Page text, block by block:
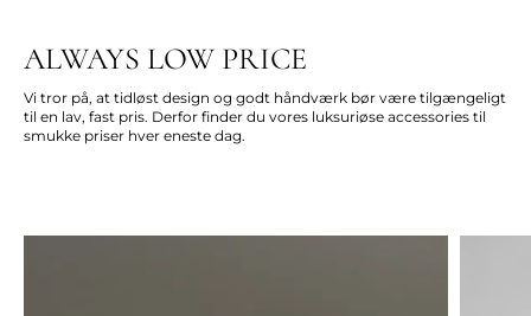
ALWAYS LOW PRICE
Vi tror på, at tidløst design og godt håndværk bør være tilgængeligt
til en lav, fast pris. Derfor finder du vores luksuriøse accessories til
smukke priser hver eneste dag.